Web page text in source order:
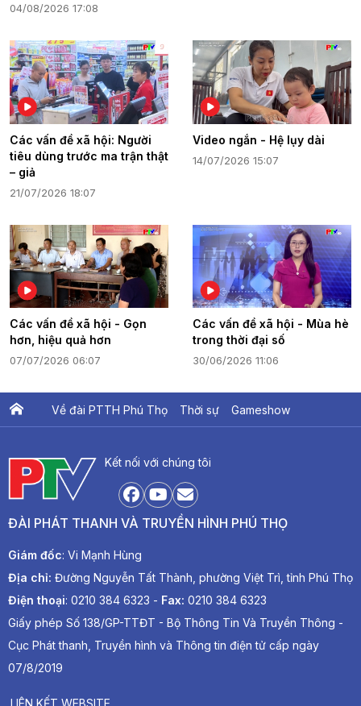
04/08/2026 17:08
Các vấn đề xã hội: Người
tiêu dùng trước ma trận thật
– giả
21/07/2026 18:07
Video ngắn - Hệ lụy dài
14/07/2026 15:07
Các vấn đề xã hội - Gọn
hơn, hiệu quả hơn
07/07/2026 06:07
Các vấn đề xã hội - Mùa hè
trong thời đại số
30/06/2026 11:06
Về đài PTTH Phú Thọ Thời sự Gameshow
Kết nối với chúng tôi
ĐÀI PHÁT THANH VÀ TRUYỀN HÌNH PHÚ THỌ
Giám đốc: Vi Mạnh Hùng
Địa chỉ: Đường Nguyễn Tất Thành, phường Việt Trì, tỉnh Phú Thọ
Điện thoại: 0210 384 6323 - Fax: 0210 384 6323
Giấy phép Số 138/GP-TTĐT - Bộ Thông Tin Và Truyền Thông -
Cục Phát thanh, Truyền hình và Thông tin điện tử cấp ngày
07/8/2019